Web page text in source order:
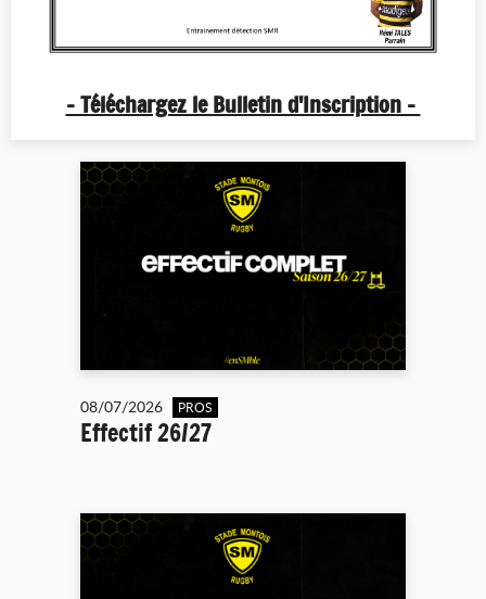
- Téléchargez le Bulletin d'Inscription -
08/07/2026 PROS
Effectif 26/27